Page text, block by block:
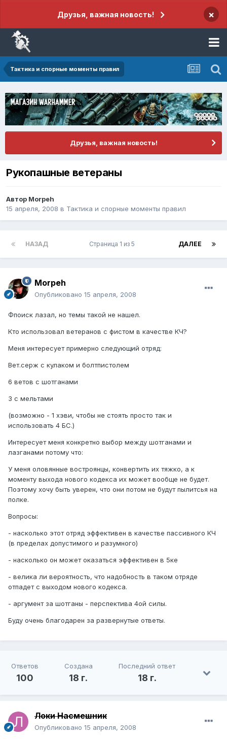
Друзья, важная новость! ×
Тактика и спорные моменты правил
Друзья, важная новость!
Рукопашные ветераны
Автор Morpeh
15 апреля, 2008 в Тактика и спорные моменты правил
НАЗАД ДАЛЕЕ
Страница 1 из 5
Morpeh
Опубликовано 15 апреля, 2008
Фпоиск лазал, но темы такой не нашел.
Кто использовал ветеранов с фистом в качестве КЧ?
Меня интересует примерно следующий отряд:
Вет.серж с кулаком и болтпистолем
6 ветов с шотганами
3 с мельтами
(возможно - 1 хэви, чтобы не стоять просто так и
использовать 4 БС.)
Интересует меня конкретно выбор между шотганами и
лазганами потому что:
У меня оловянные востроянцы, конвертить их тяжко, а к
моменту выхода нового кодекса их может вообще не будет.
Поэтому хочу быть уверен, что они потом не будут пылитсья на
полке.
Вопросы:
- насколько этот отряд эффективен в качестве пассивного КЧ
(в пределах допустимого и разумного)
- насколько он может оказаться эффективен в 5ке
- велика ли вероятность, что надобность в таком отряде
отпадет с выходом нового кодекса.
- аргумент за шотганы - перспектива 4ой силы.
Буду очень благодарен за развернутые ответы.
Ответов
100
Создана
18 г.
Последний ответ
18 г.
Локи Насмешник
Опубликовано 15 апреля, 2008